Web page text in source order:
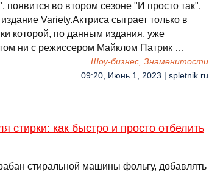
появится во втором сезоне "И просто так".
Variety.Актриса сыграет только в
которой, по данным издания, уже
ни с режиссером Майклом Патрик …
Шоу-бизнес, Знаменитости
09:20, Июнь 1, 2023 | spletnik.ru
стирки: как быстро и просто отбелить
стиральной машины фольгу, добавлять